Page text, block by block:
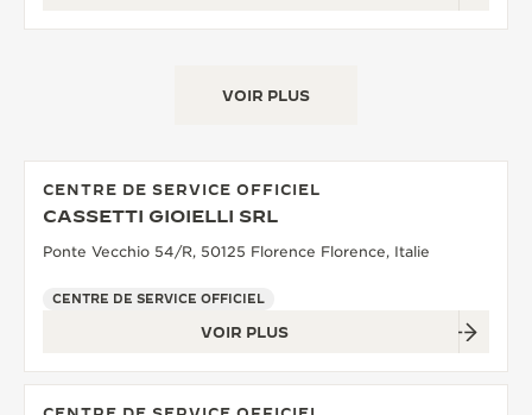
VOIR PLUS
CENTRE DE SERVICE OFFICIEL
CASSETTI GIOIELLI SRL
Ponte Vecchio 54/R, 50125 Florence Florence, Italie
CENTRE DE SERVICE OFFICIEL
VOIR PLUS